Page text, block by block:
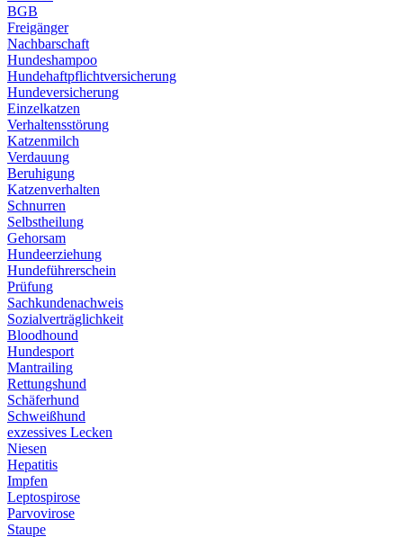
BGB
Freigänger
Nachbarschaft
Hundeshampoo
Hundehaftpflichtversicherung
Hundeversicherung
Einzelkatzen
Verhaltensstörung
Katzenmilch
Verdauung
Beruhigung
Katzenverhalten
Schnurren
Selbstheilung
Gehorsam
Hundeerziehung
Hundeführerschein
Prüfung
Sachkundenachweis
Sozialverträglichkeit
Bloodhound
Hundesport
Mantrailing
Rettungshund
Schäferhund
Schweißhund
exzessives Lecken
Niesen
Hepatitis
Impfen
Leptospirose
Parvovirose
Staupe